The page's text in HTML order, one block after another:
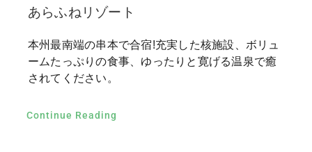
あらふねリゾート
本州最南端の串本で合宿!充実した核施設、ボリュ
ームたっぷりの食事、ゆったりと寛げる温泉で癒
されてください。
Continue Reading